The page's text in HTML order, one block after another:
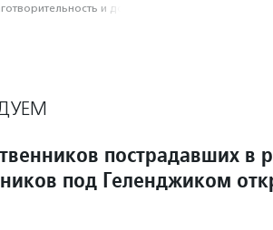
и доброволь­чест­во
пострадавших в
под Геленджиком